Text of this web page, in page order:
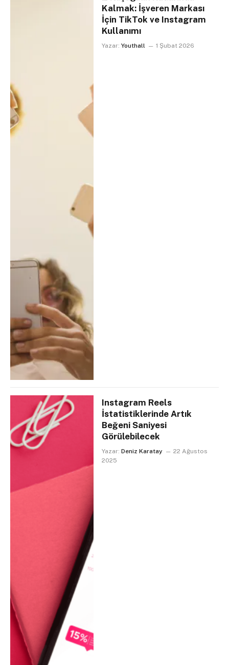
Kalmak: İşveren Markası
İçin TikTok ve Instagram
Kullanımı
Yazar: Youthall 1 Şubat 2026
Instagram Reels
İstatistiklerinde Artık
Beğeni Saniyesi
Görülebilecek
Yazar: Deniz Karatay
22 Ağustos
2025